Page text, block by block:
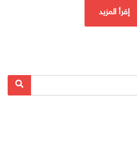
إقرأ المزيد
بحث